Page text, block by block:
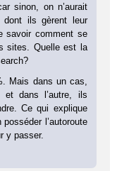
sinon, on n’aurait
dont ils gèrent leur
savoir comment se
sites. Quelle est la
Mais dans un cas,
dans l’autre, ils
Ce qui explique
l’autoroute
y passer.